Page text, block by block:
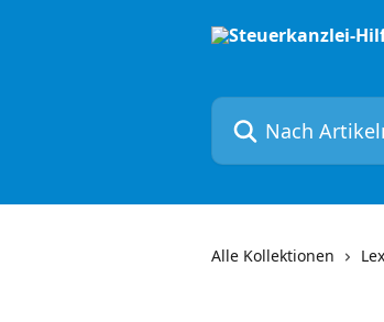
Nach Artikeln suchen
Alle Kollektionen